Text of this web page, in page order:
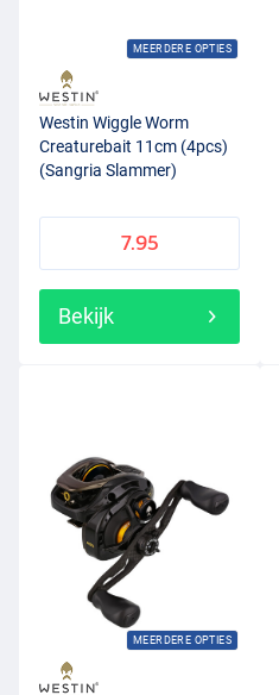
MEERDERE OPTIES
Westin Wiggle Worm
Creaturebait 11cm (4pcs)
(Sangria Slammer)
7.95
Bekijk
MEERDERE OPTIES